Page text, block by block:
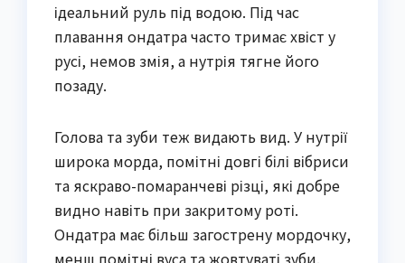
ідеальний руль під водою. Під час
плавання ондатра часто тримає хвіст у
русі, немов змія, а нутрія тягне його
позаду.
Голова та зуби теж видають вид. У нутрії
широка морда, помітні довгі білі вібриси
та яскраво-помаранчеві різці, які добре
видно навіть при закритому роті.
Ондатра має більш загострену мордочку,